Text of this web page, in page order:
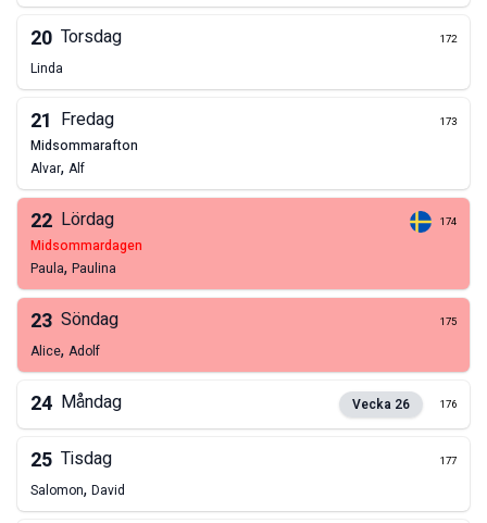
20 Torsdag 172
Linda
21 Fredag 173
midsommarafton
Alvar, Alf
22 Lördag 174
midsommardagen
Paula, Paulina
23 Söndag 175
Alice, Adolf
24 Måndag Vecka 26 176
25 Tisdag 177
Salomon, David